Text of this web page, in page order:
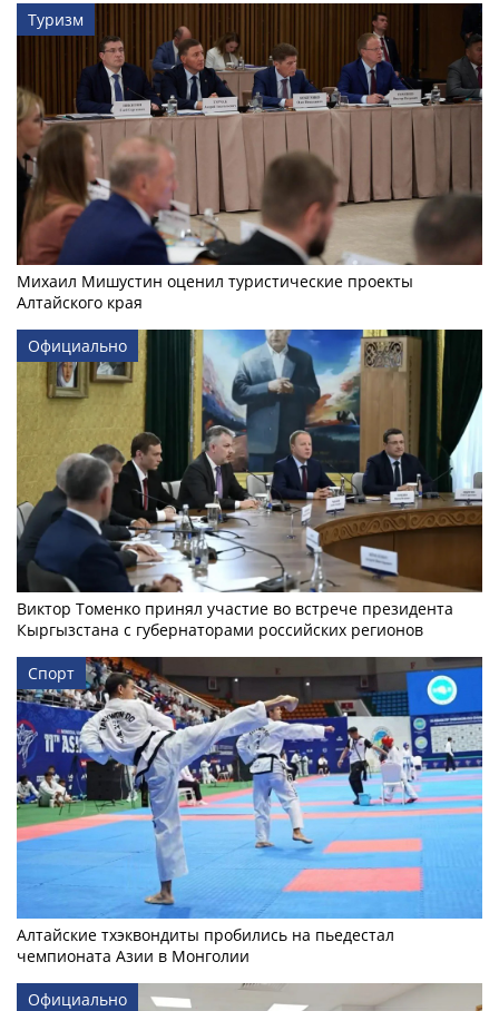
Туризм
Михаил Мишустин оценил туристические проекты
Алтайского края
Официально
Виктор Томенко принял участие во встрече президента
Кыргызстана с губернаторами российских регионов
Спорт
Алтайские тхэквондиты пробились на пьедестал
чемпионата Азии в Монголии
Официально